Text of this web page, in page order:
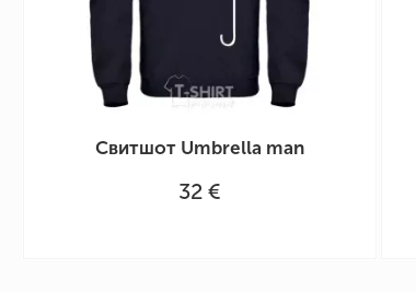
Свитшот Umbrella man
32 €